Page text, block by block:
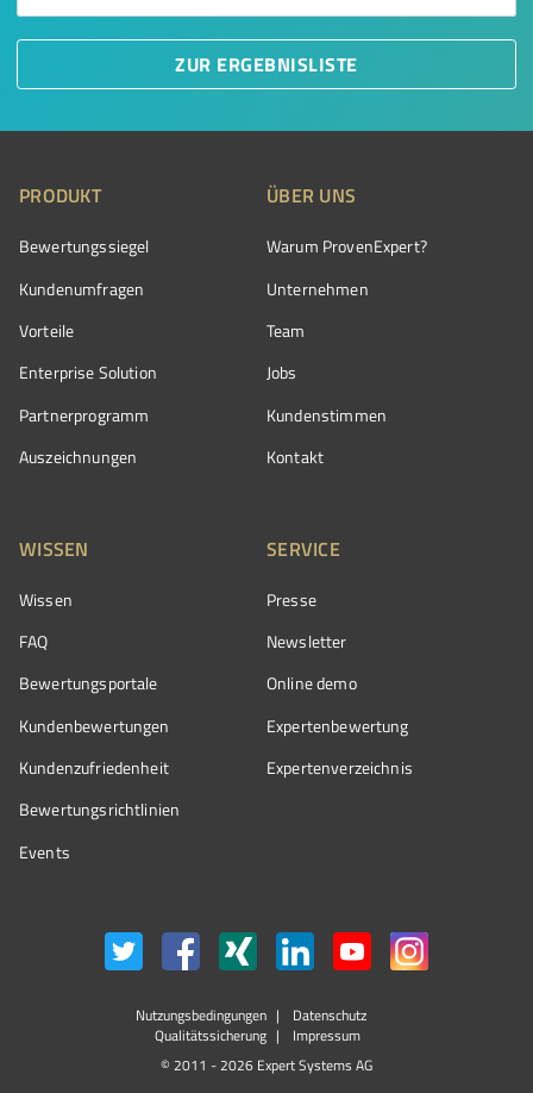
ZUR ERGEBNISLISTE
PRODUKT
Bewertungssiegel
Kundenumfragen
Vorteile
Enterprise Solution
Partnerprogramm
Auszeichnungen
ÜBER UNS
Warum ProvenExpert?
Unternehmen
Team
Jobs
Kundenstimmen
Kontakt
WISSEN
Wissen
FAQ
Bewertungsportale
Kundenbewertungen
Kundenzufriedenheit
Bewertungs­richtlinien
Events
SERVICE
Presse
Newsletter
Online demo
Expertenbewertung
Expertenverzeichnis
Nutzungsbedingungen
Datenschutz
Qualitätssicherung
Impressum
© 2011 - 2026 Expert Systems AG